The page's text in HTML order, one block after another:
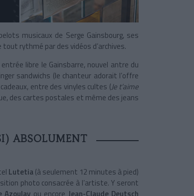
musicaux de Serge Gainsbourg, ses
rythmé par des vidéos d’archives.
libre le Gainsbarre, nouvel antre du
sandwichs (le chanteur adorait l’offre
entre des vinyles cultes (Je t’aime
des cartes postales et même des jeans
ABSOLUMENT
Lutetia(à seulement 12 minutes à pied)
photo consacrée à l’artiste. Y seront